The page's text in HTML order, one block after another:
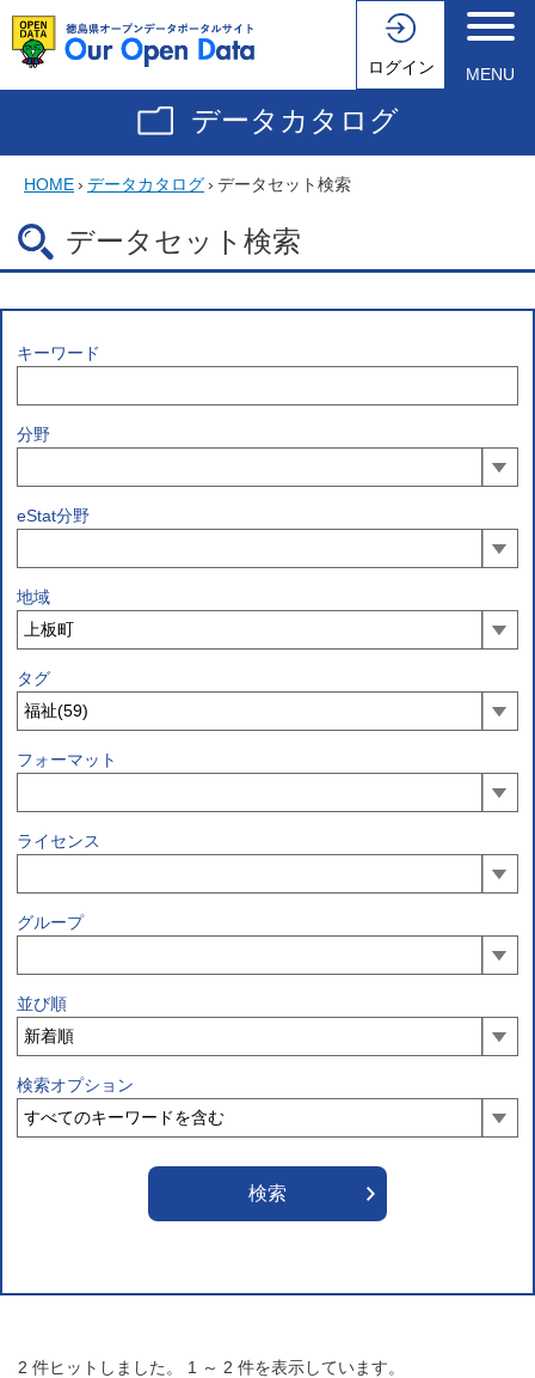
ログイン MENU
データカタログ
HOME› データカタログ› データセット検索
データセット検索
キーワード
分野
eStat分野
地域
タグ
フォーマット
ライセンス
グループ
並び順
検索オプション
2 件ヒットしました。 1 ～ 2 件を表示しています。